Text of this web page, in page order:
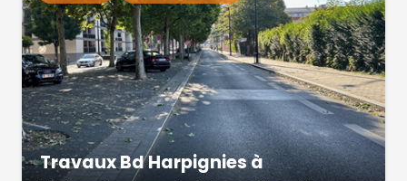
Travaux Bd Harpignies à